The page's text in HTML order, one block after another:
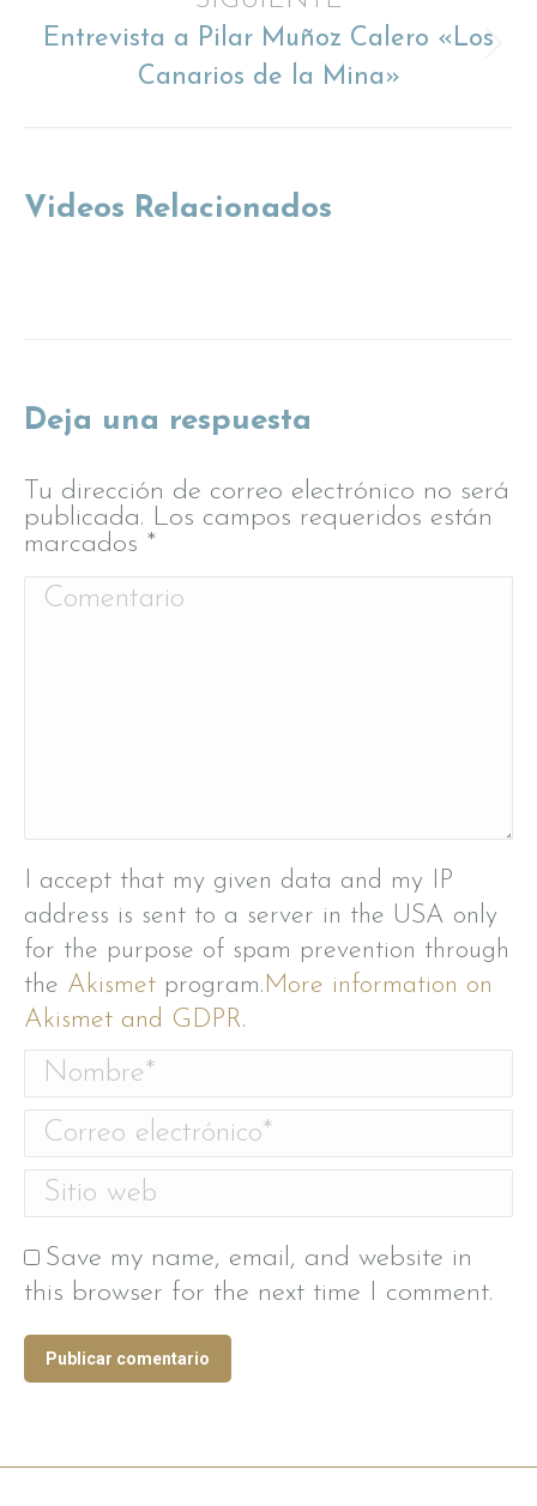
Proyecto
siguiente
Entrevista a Pilar Muñoz Calero «Los
Canarios de la Mina»
Videos Relacionados
Deja una respuesta
Tu dirección de correo electrónico no será
publicada. Los campos requeridos están
marcados *
Comentario
I accept that my given data and my IP
address is sent to a server in the USA only
for the purpose of spam prevention through
the Akismet program.More information on
Akismet and GDPR.
Nombre *
Correo electrónico *
Sitio web
Save my name, email, and website in
this browser for the next time I comment.
Publicar comentario